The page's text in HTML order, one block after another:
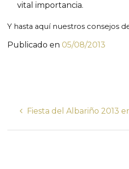
vital importancia.
Y hasta aquí nuestros consejos
Publicado en 05/08/2013
Fiesta del Albariño 2013